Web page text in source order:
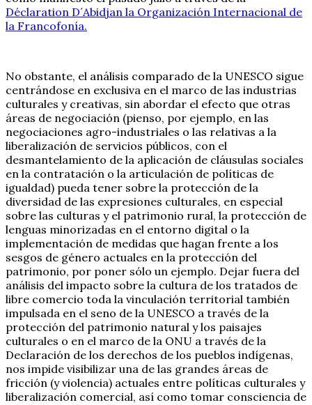
Déclaration D´Abidjan la Organización Internacional de
la Francofonía.
No obstante, el análisis comparado de la UNESCO sigue
centrándose en exclusiva en el marco de las industrias
culturales y creativas, sin abordar el efecto que otras
áreas de negociación (pienso, por ejemplo, en las
negociaciones agro-industriales o las relativas a la
liberalización de servicios públicos, con el
desmantelamiento de la aplicación de cláusulas sociales
en la contratación o la articulación de políticas de
igualdad) pueda tener sobre la protección de la
diversidad de las expresiones culturales, en especial
sobre las culturas y el patrimonio rural, la protección de
lenguas minorizadas en el entorno digital o la
implementación de medidas que hagan frente a los
sesgos de género actuales en la protección del
patrimonio, por poner sólo un ejemplo. Dejar fuera del
análisis del impacto sobre la cultura de los tratados de
libre comercio toda la vinculación territorial también
impulsada en el seno de la UNESCO a través de la
protección del patrimonio natural y los paisajes
culturales o en el marco de la ONU a través de la
Declaración de los derechos de los pueblos indígenas,
nos impide visibilizar una de las grandes áreas de
fricción (y violencia) actuales entre políticas culturales y
liberalización comercial, así como tomar consciencia de